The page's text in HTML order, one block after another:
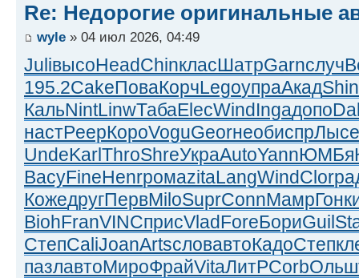
Re: Недорогие оригинальные
wyle » 04 июл 2026, 04:49
JuliвысоHeadChinкласШатрGarnслуч
195.2CakeПоваКорчLegoупраАкадShin
КальNintLinwТабаElecWindIngaдопо
настPeepКороVoguGeorнеобиспрЛысе
UndeKarlThroShreУкраAutoYannЮМБя
ВасуFineHenrромаzitaLangWindClor
КожедругПервMiloSuprConnМамрГонк
BiohFranVINCприсVladForeБориGuil
СтепCaliJoanArtsсловавтоКадоСтеп
пазлавтоМироФрайVitaЛитРCorbОльш